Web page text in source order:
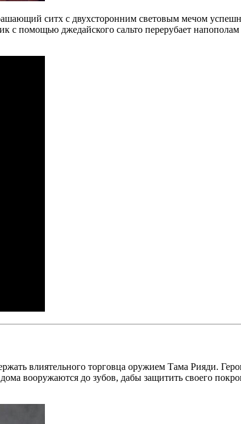
ситх с двухсторонним световым мечом
помощью джедайского сальто перерубает напополам
влиятельного торговца оружием Тама Рияди.
вооружаются до зубов, дабы защитить своего